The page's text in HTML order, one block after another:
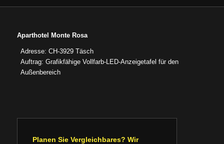
Aparthotel Monte Rosa
Adresse: CH-3929 Täsch
Auftrag: Grafikfähige Vollfarb-LED-Anzeigetafel für den
Außenbereich
Planen Sie Vergleichbares? Wir